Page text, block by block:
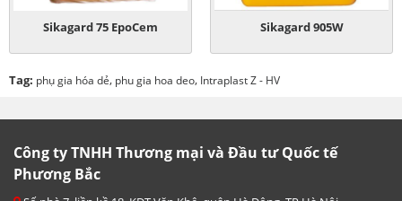
Sikagard 75 EpoCem Sikagard 905W
Tag: phụ gia hóa dẻ, phu gia hoa deo, Intraplast Z - HV
Công ty TNHH Thương mại và Đầu tư Quốc tế
Phương Bắc